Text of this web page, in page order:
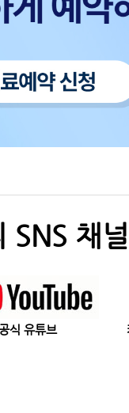
SNS 채널
식 유튜브